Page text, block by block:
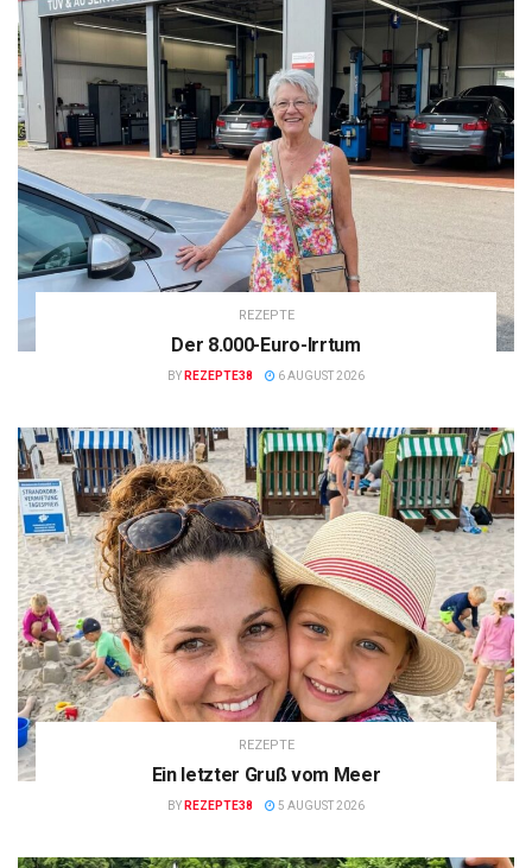
REZEPTE
Der 8.000-Euro-Irrtum
BY REZEPTE38 6 AUGUST 2026
REZEPTE
Ein letzter Gruß vom Meer
BY REZEPTE38 5 AUGUST 2026